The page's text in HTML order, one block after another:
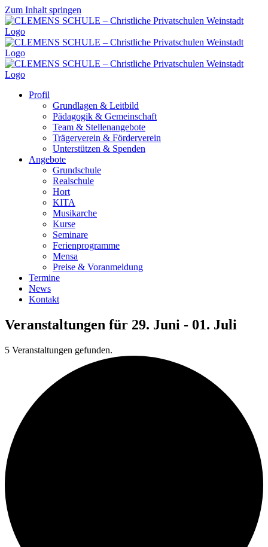
Zum Inhalt springen
Profil
Grundlagen & Leitbild
Pädagogik & Gemeinschaft
Team & Stellenangebote
Trägerverein & Förderverein
Unterstützen & Spenden
Angebote
Grundschule
Realschule
Hort
KITA
Musikarche
Kurse
Seminare
Ferienprogramme
Mensa
Preise & Voranmeldung
Termine
News
Kontakt
Veranstaltungen für 29. Juni - 01. Juli
5 Veranstaltungen gefunden.